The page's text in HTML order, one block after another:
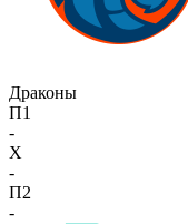
Драконы
П1
-
X
-
П2
-